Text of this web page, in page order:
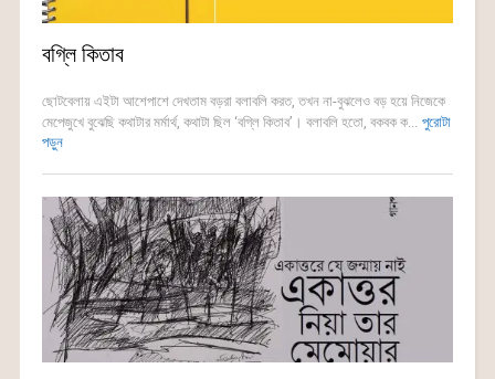
বগ্লি কিতাব
ছোটবেলায় এইটা আশেপাশে দেখতাম বড়রা বলাবলি করত, তখন না-বুঝলেও বড় হয়ে নিজেকে
মেপেজুখে বুঝেছি কথাটার মর্মার্থ, কথাটা ছিল ‘বগ্লি কিতাব’। বলাবলি হতো, বকবক ক... পুরোটা
পড়ুন